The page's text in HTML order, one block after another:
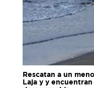
Rescatan a un
Laja y y